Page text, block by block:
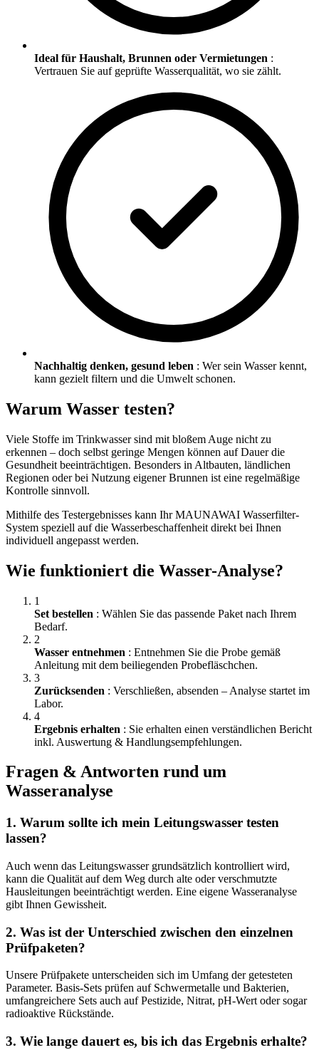
Ideal für Haushalt, Brunnen oder Vermietungen :
Vertrauen Sie auf geprüfte Wasserqualität, wo sie zählt.
Nachhaltig denken, gesund leben : Wer sein Wasser kennt,
kann gezielt filtern und die Umwelt schonen.
Warum Wasser testen?
Viele Stoffe im Trinkwasser sind mit bloßem Auge nicht zu
erkennen – doch selbst geringe Mengen können auf Dauer die
Gesundheit beeinträchtigen. Besonders in Altbauten, ländlichen
Regionen oder bei Nutzung eigener Brunnen ist eine regelmäßige
Kontrolle sinnvoll.
Mithilfe des Testergebnisses kann Ihr MAUNAWAI Wasserfilter-
System speziell auf die Wasserbeschaffenheit direkt bei Ihnen
individuell angepasst werden.
Wie funktioniert die Wasser-Analyse?
1
Set bestellen : Wählen Sie das passende Paket nach Ihrem
Bedarf.
2
Wasser entnehmen : Entnehmen Sie die Probe gemäß
Anleitung mit dem beiliegenden Probefläschchen.
3
Zurücksenden : Verschließen, absenden – Analyse startet im
Labor.
4
Ergebnis erhalten : Sie erhalten einen verständlichen Bericht
inkl. Auswertung & Handlungsempfehlungen.
Fragen & Antworten rund um
Wasseranalyse
1. Warum sollte ich mein Leitungswasser testen
lassen?
Auch wenn das Leitungswasser grundsätzlich kontrolliert wird,
kann die Qualität auf dem Weg durch alte oder verschmutzte
Hausleitungen beeinträchtigt werden. Eine eigene Wasseranalyse
gibt Ihnen Gewissheit.
2. Was ist der Unterschied zwischen den einzelnen
Prüfpaketen?
Unsere Prüfpakete unterscheiden sich im Umfang der getesteten
Parameter. Basis-Sets prüfen auf Schwermetalle und Bakterien,
umfangreichere Sets auch auf Pestizide, Nitrat, pH-Wert oder sogar
radioaktive Rückstände.
3. Wie lange dauert es, bis ich das Ergebnis erhalte?